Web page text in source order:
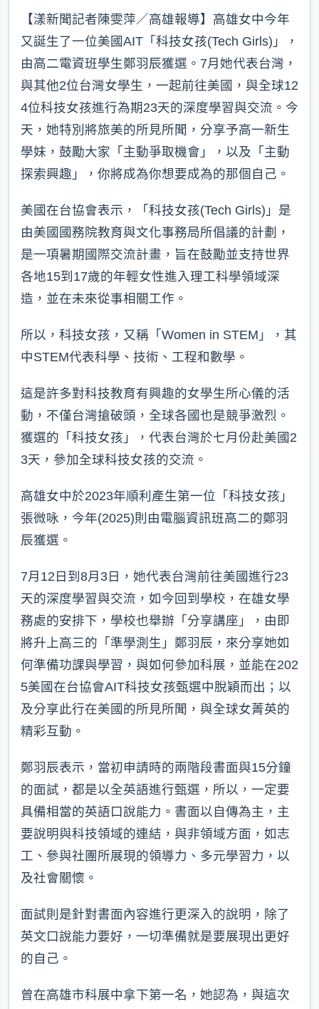
【漾新聞記者陳雯萍／高雄報導】高雄女中今年
又誕生了一位美國AIT「科技女孩(Tech Girls)」，
由高二電資班學生鄭羽辰獲選。7月她代表台灣，
與其他2位台灣女學生，一起前往美國，與全球12
4位科技女孩進行為期23天的深度學習與交流。今
天，她特別將旅美的所見所聞，分享予高一新生
學妹，鼓勵大家「主動爭取機會」，以及「主動
探索興趣」，你將成為你想要成為的那個自己。
美國在台協會表示，「科技女孩(Tech Girls)」是
由美國國務院教育與文化事務局所倡議的計劃，
是一項暑期國際交流計畫，旨在鼓勵並支持世界
各地15到17歲的年輕女性進入理工科學領域深
造，並在未來從事相關工作。
所以，科技女孩，又稱「Women in STEM」，其
中STEM代表科學、技術、工程和數學。
這是許多對科技教育有興趣的女學生所心儀的活
動，不僅台灣搶破頭，全球各國也是競爭激烈。
獲選的「科技女孩」，代表台灣於七月份赴美國2
3天，參加全球科技女孩的交流。
高雄女中於2023年順利產生第一位「科技女孩」
張微咏，今年(2025)則由電腦資訊班高二的鄭羽
辰獲選。
7月12日到8月3日，她代表台灣前往美國進行23
天的深度學習與交流，如今回到學校，在雄女學
務處的安排下，學校也舉辦「分享講座」，由即
將升上高三的「準學測生」鄭羽辰，來分享她如
何準備功課與學習，與如何參加科展，並能在202
5美國在台協會AIT科技女孩甄選中脫穎而出；以
及分享此行在美國的所見所聞，與全球女菁英的
精彩互動。
鄭羽辰表示，當初申請時的兩階段書面與15分鐘
的面試，都是以全英語進行甄選，所以，一定要
具備相當的英語口說能力。書面以自傳為主，主
要說明與科技領域的連結，與非領域方面，如志
工、參與社團所展現的領導力、多元學習力，以
及社會關懷。
面試則是針對書面內容進行更深入的說明，除了
英文口說能力要好，一切準備就是要展現出更好
的自己。
曾在高雄市科展中拿下第一名，她認為，與這次